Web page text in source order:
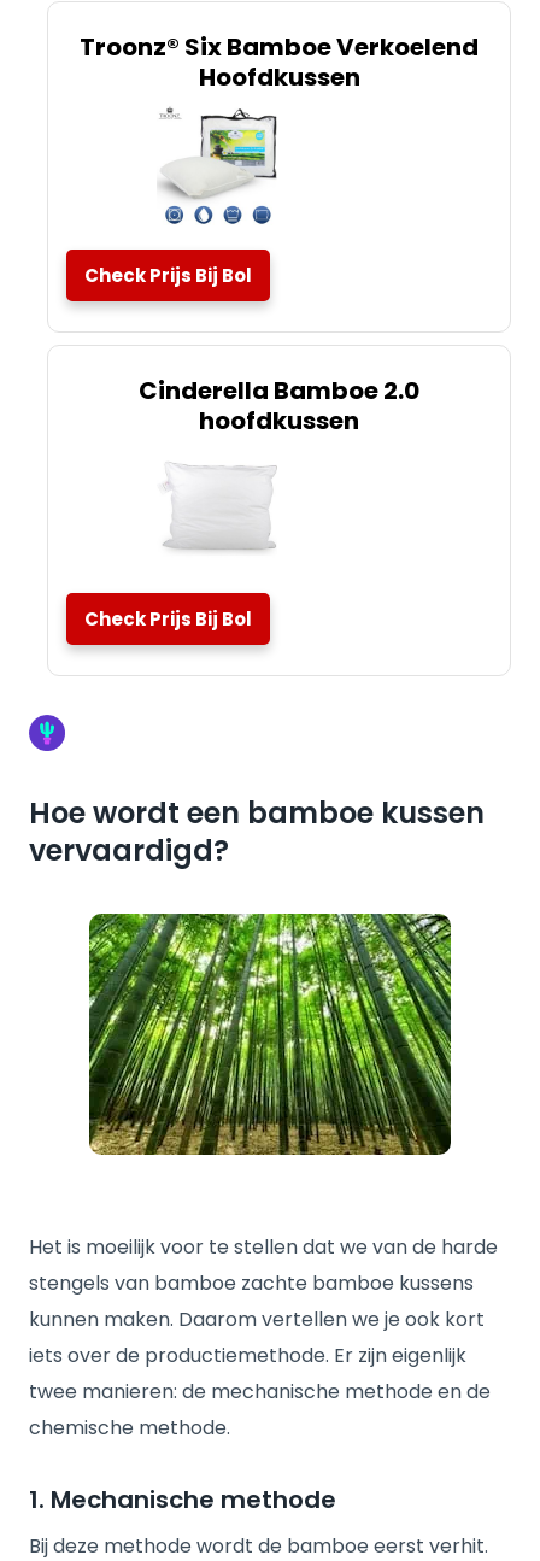
Troonz® Six Bamboe Verkoelend
Hoofdkussen
Check Prijs Bij Bol
Cinderella Bamboe 2.0
hoofdkussen
Check Prijs Bij Bol
Hoe wordt een bamboe kussen
vervaardigd?
Het is moeilijk voor te stellen dat we van de harde
stengels van bamboe zachte bamboe kussens
kunnen maken. Daarom vertellen we je ook kort
iets over de productiemethode. Er zijn eigenlijk
twee manieren: de mechanische methode en de
chemische methode.
1. Mechanische methode
Bij deze methode wordt de bamboe eerst verhit.